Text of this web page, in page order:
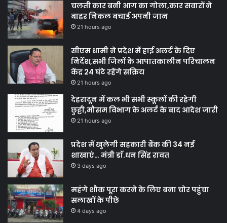
चलती कार बनी आग का गोला,कार सवारों ने
बाहर निकल बचाई अपनी जान
21 hours ago
सीएम धामी ने प्रदेश में हाई अलर्ट के दिए
निर्देश,सभी जिलों के आपातकालीन परिचालन
केंद्र 24 घंटे रहेंगे सक्रिय
21 hours ago
देहरादून में कल भी सभी स्कूलों की रहेगी
छुट्टी,मौसम विभाग के अलर्ट के बाद आदेश जारी
21 hours ago
प्रदेश में खुलेगी सहकारी बैंक की 34 नई
शाखाएं… मंत्री डाॅ.धन सिंह रावत
3 days ago
महंगे शौक पूरा करने के लिए बना चोर पहुंचा
सलाखों के पीछे
4 days ago